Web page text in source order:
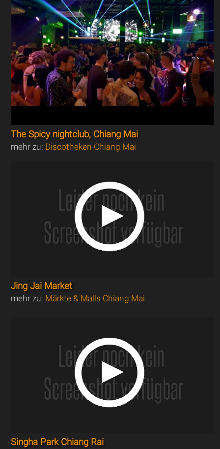
The Spicy nightclub, Chiang Mai
mehr zu: Discotheken Chiang Mai
Jing Jai Market
mehr zu: Märkte & Malls Chiang Mai
Singha Park Chiang Rai